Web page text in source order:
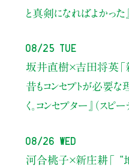
と真剣になればよかっ
08/25 Tue
坂井直樹×吉田将英
昔もコンセプトが必要な
く。コンセプター』（スピ
08/26 Wed
河合桃子×新庄耕「 “